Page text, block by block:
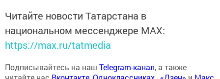
Читайте новости Татарстана в
национальном мессенджере MАХ:
https://max.ru/tatmedia
Подписывайтесь на наш Telegram-канал, а также